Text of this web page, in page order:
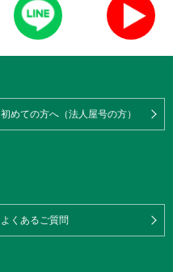
初めての方へ（法人屋号の方）
よくあるご質問